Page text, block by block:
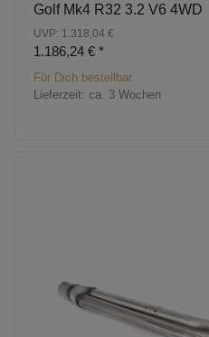
Golf Mk4 R32 3.2 V6 4WD
UVP: 1.318,04 €
1.186,24 € *
Für Dich bestellbar
Lieferzeit: ca. 3 Wochen